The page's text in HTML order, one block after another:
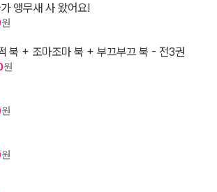
앵무새 사 왔어요!
원
북 + 조마조마 북 + 부끄부끄 북 - 전3권
원
원
원